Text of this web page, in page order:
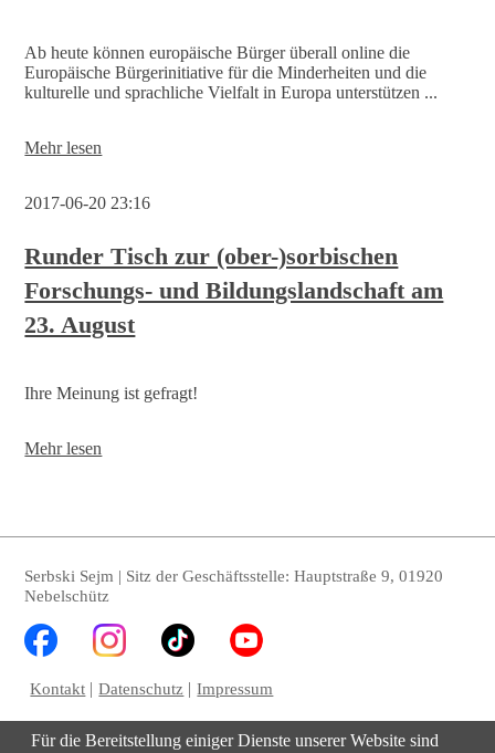
Ab heute können europäische Bürger überall online die
Europäische Bürgerinitiative für die Minderheiten und die
kulturelle und sprachliche Vielfalt in Europa unterstützen ...
Mehr lesen
2017-06-20 23:16
Runder Tisch zur (ober-)sorbischen
Forschungs- und Bildungslandschaft am
23. August
Ihre Meinung ist gefragt!
Mehr lesen
Bildungslandschaft
am
23.
August
Serbski Sejm | Sitz der Geschäftsstelle: Hauptstraße 9, 01920
Nebelschütz
Kontakt Datenschutz Impressum
Für die Bereitstellung einiger Dienste unserer Website sind